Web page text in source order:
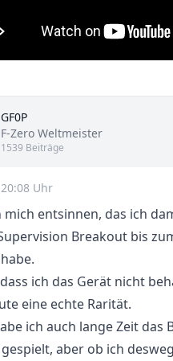
GF0P
Title
F-Zero Weltmeister
1539 Beiträge
Uhr
mich entsinnen, das ich
Breakout bis
ich das Gerät nicht
eine echte Rarität.
ich auch lange Zeit das
gespielt, aber ob ich